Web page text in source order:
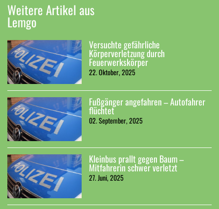
Weitere Artikel aus
Lemgo
Versuchte gefährliche
Körperverletzung durch
Feuerwerkskörper
22. Oktober, 2025
Fußgänger angefahren – Autofahrer
flüchtet
02. September, 2025
Kleinbus prallt gegen Baum –
Mitfahrerin schwer verletzt
27. Juni, 2025